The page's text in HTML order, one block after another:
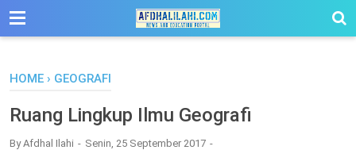
-->
HOME › GEOGRAFI
Ruang Lingkup Ilmu Geografi
ByAfdhal Ilahi Senin, 25 September 2017